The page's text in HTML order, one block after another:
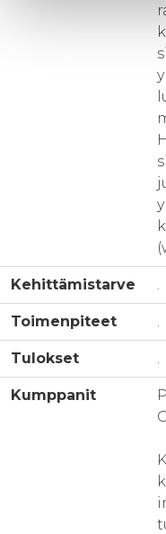
Kehittämistarve .
Toimenpiteet .
Tulokset .
Kumppanit